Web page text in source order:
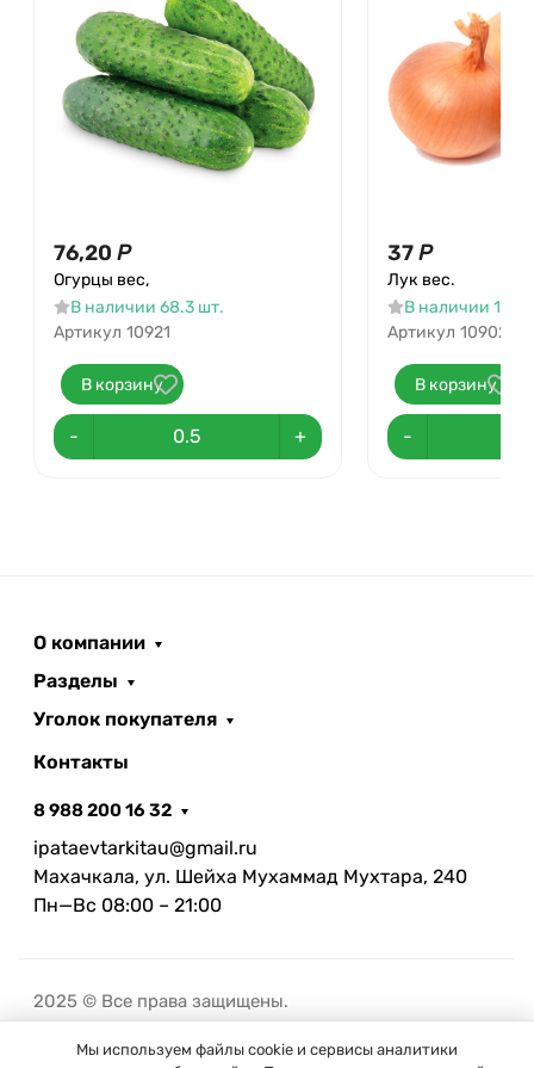
76,20 Р
Огурцы вес,
В наличии 68.3 шт.
Артикул 10921
В корзину
- +
37Р
Лук вес.
В наличии
Артикул 10902
В корзину
-
О компании
Разделы
Уголок покупателя
Контакты
8 988 200 16 32
ipataevtarkitau@gmail.ru
Махачкала, ул. Шейха Мухаммад Мухтара, 240
Пн—Вс 08:00 – 21:00
2025 © Все права защищены.
Мы используем файлы cookie и сервисы аналитики